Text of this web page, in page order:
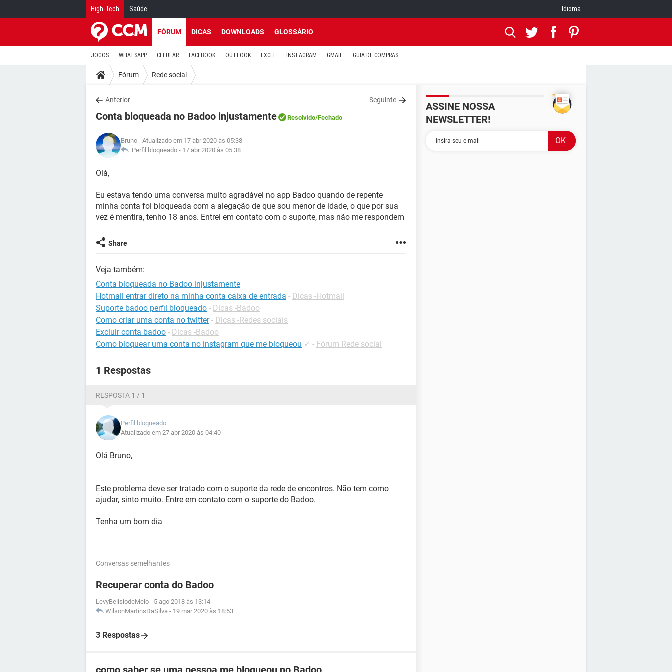
High-Tech Saúde Idioma
FÓRUM DICAS DOWNLOADS GLOSSÁRIO
JOGOS WHATSAPP CELULAR FACEBOOK OUTLOOK EXCEL INSTAGRAM GMAIL GUIA DE COMPRAS
Fórum Rede social
Anterior Seguinte
Conta bloqueada no Badoo injustamente Resolvido/Fechado
Bruno - Atualizado em 17 abr 2020 às 05:38
Perfil bloqueado - 17 abr 2020 às 05:38
Olá,
Eu estava tendo uma conversa muito agradável no app Badoo quando de repente
minha conta foi bloqueada com a alegação de que sou menor de idade, o que por sua
vez é mentira, tenho 18 anos. Entrei em contato com o suporte, mas não me respondem
Share
Veja também:
Conta bloqueada no Badoo injustamente
Hotmail entrar direto na minha conta caixa de entrada - Dicas -Hotmail
Suporte badoo perfil bloqueado - Dicas -Badoo
Como criar uma conta no twitter - Dicas -Redes sociais
Excluir conta badoo - Dicas -Badoo
Como bloquear uma conta no instagram que me bloqueou ✓ - Fórum Rede social
1 Respostas
RESPOSTA 1 / 1
Perfil bloqueado
Atualizado em 27 abr 2020 às 04:40
Olá Bruno,
Este problema deve ser tratado com o suporte da rede de encontros. Não tem como
ajudar, sinto muito. Entre em contato com o suporte do Badoo.
Tenha um bom dia
Conversas semelhantes
Recuperar conta do Badoo
LevyBelisiodeMelo - 5 ago 2018 às 13:14
WilsonMartinsDaSilva - 19 mar 2020 às 18:53
3 Respostas
ASSINE NOSSA
NEWSLETTER!